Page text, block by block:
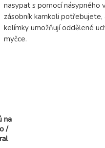
nasypat s pomocí násypného
zásobník kamkoli
kelímky umožňují oddělené
myčce.
na
/